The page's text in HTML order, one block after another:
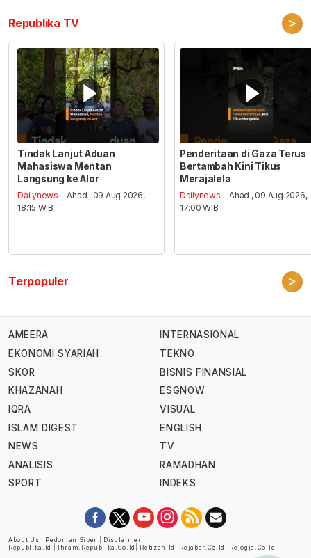
Republika TV >
Tindak Lanjut Aduan
Mahasiswa Mentan
Langsung ke Alor
Dailynews - Ahad , 09 Aug 2026,
18:15 WIB
Penderitaan di Gaza Terus
Bertambah Kini Tikus
Merajalela
Dailynews - Ahad , 09 Aug 2026,
17:00 WIB
Terpopuler >
AMEERA
EKONOMI SYARIAH
SKOR
KHAZANAH
IQRA
ISLAM DIGEST
NEWS
ANALISIS
SPORT
INTERNASIONAL
TEKNO
BISNIS FINANSIAL
ESGNOW
VISUAL
ENGLISH
TV
RAMADHAN
INDEKS
About Us Pedoman Siber
Disclaimer
Republika.id
Ihram.republika.co.id Retizen.id Rejabar.co.id Rejogja.co.id